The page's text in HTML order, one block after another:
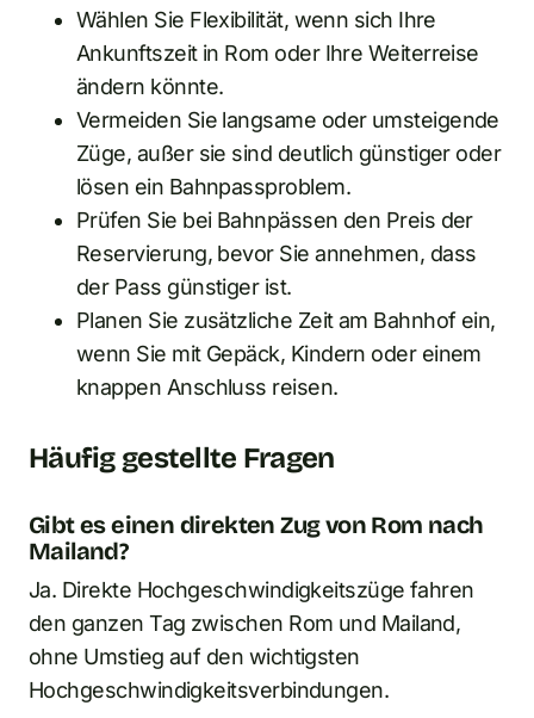
Wählen Sie Flexibilität, wenn sich Ihre
Ankunftszeit in Rom oder Ihre Weiterreise
ändern könnte.
Vermeiden Sie langsame oder umsteigende
Züge, außer sie sind deutlich günstiger oder
lösen ein Bahnpassproblem.
Prüfen Sie bei Bahnpässen den Preis der
Reservierung, bevor Sie annehmen, dass
der Pass günstiger ist.
Planen Sie zusätzliche Zeit am Bahnhof ein,
wenn Sie mit Gepäck, Kindern oder einem
knappen Anschluss reisen.
Häufig gestellte Fragen
Gibt es einen direkten Zug von Rom nach
Mailand?
Ja. Direkte Hochgeschwindigkeitszüge fahren
den ganzen Tag zwischen Rom und Mailand,
ohne Umstieg auf den wichtigsten
Hochgeschwindigkeitsverbindungen.